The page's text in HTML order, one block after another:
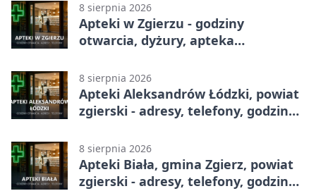
8 sierpnia 2026
Apteki w Zgierzu - godziny
otwarcia, dyżury, apteka
8 sierpnia 2026
Apteki Aleksandrów Łódzki, powiat
zgierski - adresy, telefony, godziny
8 sierpnia 2026
Apteki Biała, gmina Zgierz, powiat
zgierski - adresy, telefony, godziny